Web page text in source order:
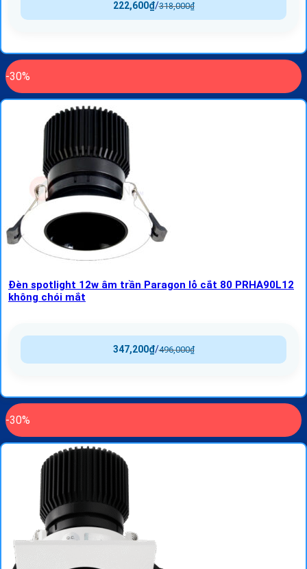
318,000₫
/
222,600₫
-30%
Đèn spotlight 12w âm trần Paragon lỗ cắt 80 PRHA90L12
không chói mắt
496,000₫
/
347,200₫
-30%